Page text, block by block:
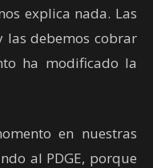
explica nada. Las
las debemos cobrar
ha modificado la
en nuestras
al PDGE, porque